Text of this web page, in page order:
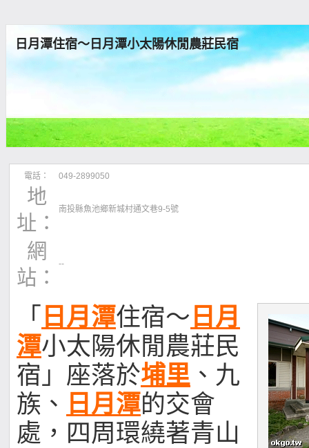
日月潭住宿～日月潭小太陽休閒農莊民宿
電話： 049-2899050
地
址：
南投縣魚池鄉新城村通文巷9-5號
網
站：
--
「 日月潭住宿～ 日月
潭小太陽休閒農莊民
宿」座落於埔里 、九
族、 日月潭的交會
處，四周環繞著青山